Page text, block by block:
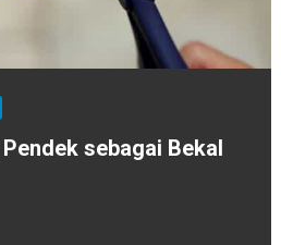
sebagai Bekal